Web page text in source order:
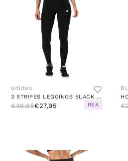
adidas
3 STRIPES LEGGINGS BLACK / WHITE
€39,95€27,95 REA